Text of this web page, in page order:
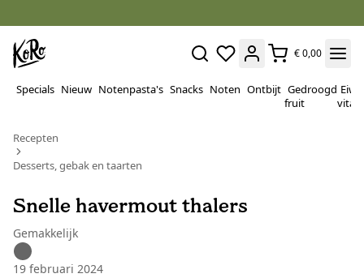
€ 0,00
Specials Nieuw Notenpasta's Snacks Noten Ontbijt Gedroogd
fruit
Recepten
Desserts, gebak en taarten
Snelle havermout thalers
Gemakkelijk
19 februari 2024